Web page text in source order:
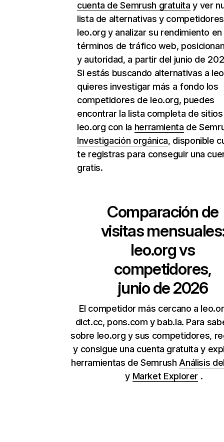
cuenta de Semrush gratuita y ver
lista de alternativas y
leo.org y analizar su rendimiento en
términos de tráfico web,
y autoridad, a partir del junio de
Si estás buscando alternativas a
quieres investigar más a fondo los
competidores de leo.org, puedes
encontrar la lista completa de
leo.org con la herramienta de
Investigación orgánica, disponible
te registras para conseguir una
gratis.
Comparación de
visitas
leo.orgvs
competidores,
junio de 2026
El competidor más cercano a
dict.cc, pons.com y bab.la. Para
sobre leo.org y sus competidores,
y consigue una cuenta gratuita y
herramientas de Semrush Análisis
y Market Explorer .